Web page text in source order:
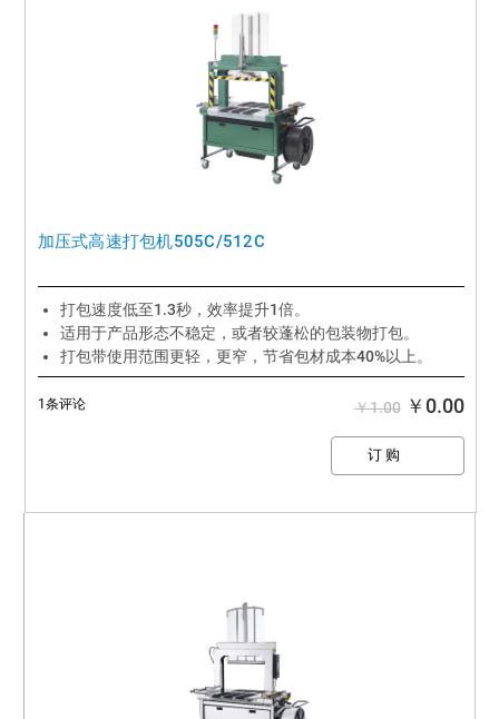
加压式高速打包机505C/512C
打包速度低至1.3秒，效率提升1倍。
适用于产品形态不稳定，或者较蓬松的包装物打包。
打包带使用范围更轻，更窄，节省包材成本40%以上。
性能媲美欧美进口机型。
￥1.00￥0.00
1条评论